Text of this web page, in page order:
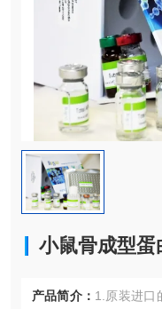
小鼠骨成型蛋
产品简介： 1.原装进口